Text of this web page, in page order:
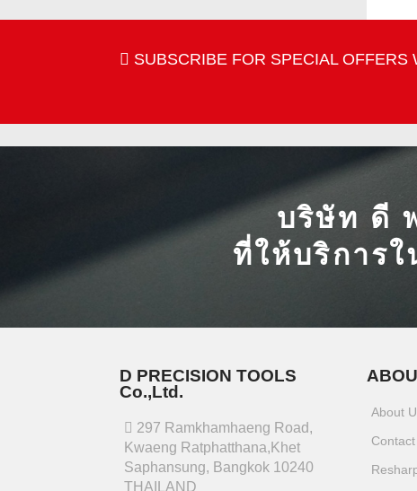
SUBSCRIBE FOR SPECIAL OFFERS
บริษัท ดี
ที่ให้บริการใ
D PRECISION TOOLS
Co.,Ltd.
297 Ramkhamhaeng Road,
Kwaeng Ratphatthana,Khet
Saphansung, Bangkok 10240
THAILAND
About